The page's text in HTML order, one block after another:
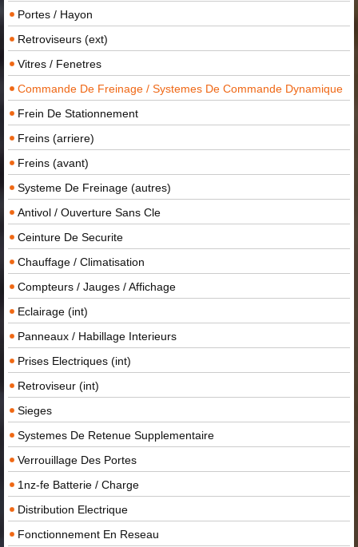
Portes / Hayon
Retroviseurs (ext)
Vitres / Fenetres
Commande De Freinage / Systemes De Commande Dynamique
Frein De Stationnement
Freins (arriere)
Freins (avant)
Systeme De Freinage (autres)
Antivol / Ouverture Sans Cle
Ceinture De Securite
Chauffage / Climatisation
Compteurs / Jauges / Affichage
Eclairage (int)
Panneaux / Habillage Interieurs
Prises Electriques (int)
Retroviseur (int)
Sieges
Systemes De Retenue Supplementaire
Verrouillage Des Portes
1nz-fe Batterie / Charge
Distribution Electrique
Fonctionnement En Reseau